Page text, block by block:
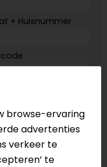
+ Huisnummer
browse-ervaring
advertenties
verkeer te
te